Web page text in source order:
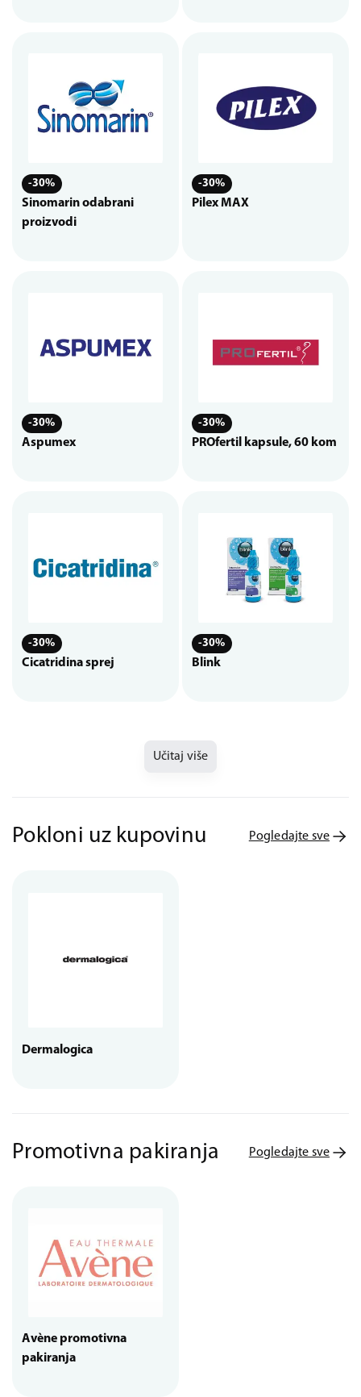
-30%
Sinomarin odabrani
proizvodi
-30%
Pilex MAX
-30%
Aspumex
-30%
PROfertil kapsule, 60 kom
-30%
Cicatridina sprej
-30%
Blink
Učitaj više
Pokloni uz kupovinu Pogledajte sve
Dermalogica
Promotivna pakiranja Pogledajte sve
Avène promotivna
pakiranja